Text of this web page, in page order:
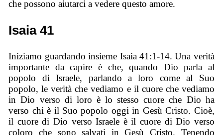
che possono aiutarci a vedere questo amore.
Isaia 41
Iniziamo guardando insieme Isaia 41:1-14. Una verità
importante da capire è che, quando Dio parla al
popolo di Israele, parlando a loro come al Suo
popolo, le verità che vediamo e il cuore che vediamo
in Dio verso di loro è lo stesso cuore che Dio ha
verso chi è il Suo popolo oggi in Gesù Cristo. Cioè,
il cuore di Dio verso Israele è il cuore di Dio verso
coloro che sono salvati in Gesù Cristo. Tenendo